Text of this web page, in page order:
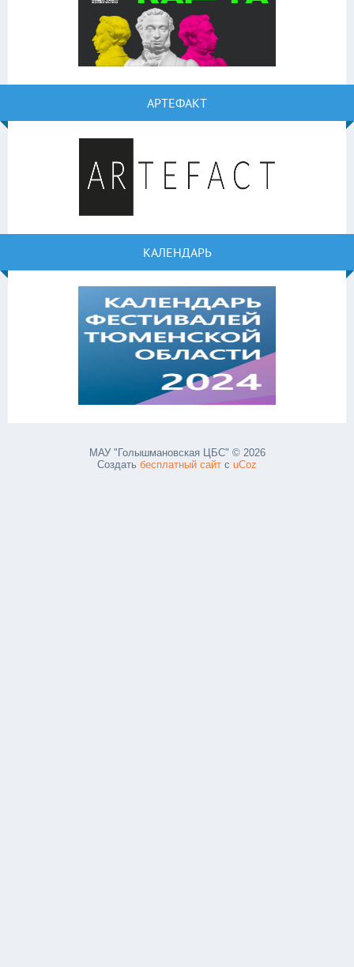
АРТЕФАКТ
КАЛЕНДАРЬ
МАУ "Голышмановская ЦБС" © 2026
Создать бесплатный сайт с uCoz